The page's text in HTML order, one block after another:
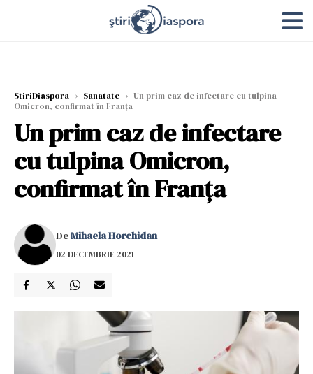
StiriDiaspora › Sanatate › Un prim caz de infectare cu tulpina
Omicron, confirmat în Franța
Un prim caz de infectare
cu tulpina Omicron,
confirmat în Franța
DeMihaela Horchidan
02 DECEMBRIE 2021